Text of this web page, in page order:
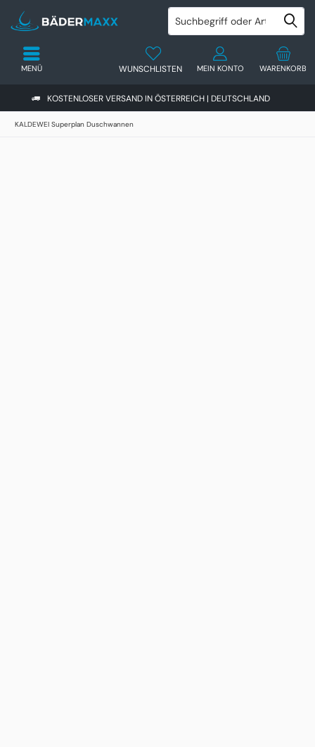
KOSTENLOSER VERSAND IN ÖSTERREICH | DEUTSCHLAND
WARENKORB
WUNSCHLISTEN MEIN KONTO
MENÜ
KALDEWEI Superplan Duschwannen